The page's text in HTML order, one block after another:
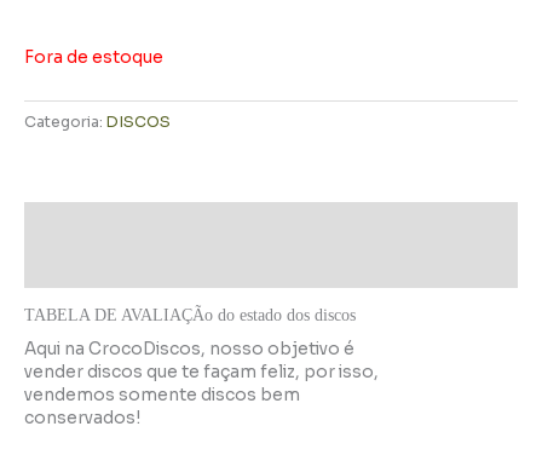
Fora de estoque
Categoria: DISCOS
TABELA DE AVALIAÇÃo do estado dos discos
Aqui na CrocoDiscos, nosso objetivo é
vender discos que te façam feliz, por isso,
vendemos somente discos bem
conservados!